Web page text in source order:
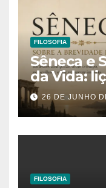
FILOSOFIA
Sêneca e
da Vida:
sobre o
o
existência
26 DE JUNHO
FILOSOFIA